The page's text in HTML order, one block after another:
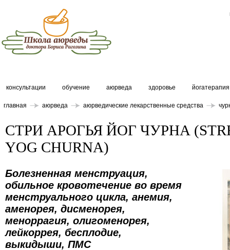
консультации обучение аюрведа здоровье йогатерапия
главная аюрведа аюрведические лекарственные средства
СТРИ АРОГЬЯ ЙОГ ЧУРНА
YOG CHURNA)
Болезненная менструация,
обильное кровотечение во время
менструального цикла, анемия,
аменорея, дисменорея,
меноррагия, олигоменорея,
лейкоррея, бесплодие,
выкидыши, ПМС